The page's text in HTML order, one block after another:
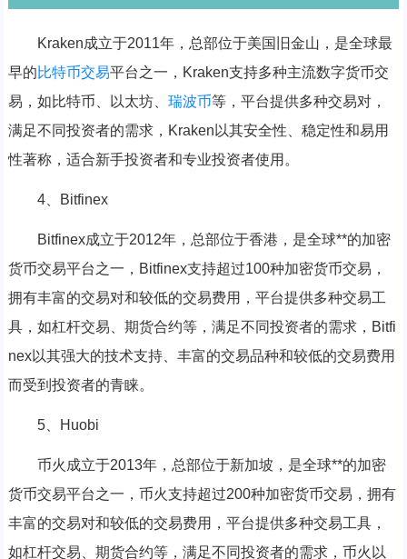
Kraken成立于2011年，总部位于美国旧金山，是全球最
早的比特币交易平台之一，Kraken支持多种主流数字货币交
易，如比特币、以太坊、 瑞波币等，平台提供多种交易对，
满足不同投资者的需求，Kraken以其安全性、稳定性和易用
性著称，适合新手投资者和专业投资者使用。
4、Bitfinex
Bitfinex成立于2012年，总部位于香港，是全球**的加密
货币交易平台之一，Bitfinex支持超过100种加密货币交易，
拥有丰富的交易对和较低的交易费用，平台提供多种交易工
具，如杠杆交易、期货合约等，满足不同投资者的需求，Bitfi
nex以其强大的技术支持、丰富的交易品种和较低的交易费用
而受到投资者的青睐。
5、Huobi
币火成立于2013年，总部位于新加坡，是全球**的加密
货币交易平台之一，币火支持超过200种加密货币交易，拥有
丰富的交易对和较低的交易费用，平台提供多种交易工具，
如杠杆交易、期货合约等，满足不同投资者的需求，币火以